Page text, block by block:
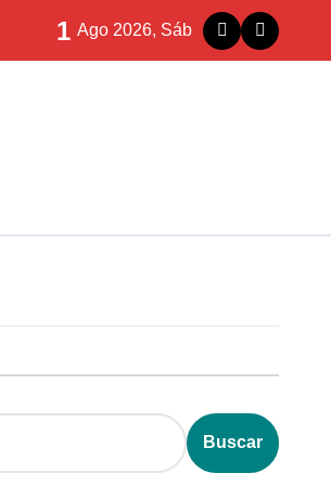
1 Ago 2026, Sáb
Buscar